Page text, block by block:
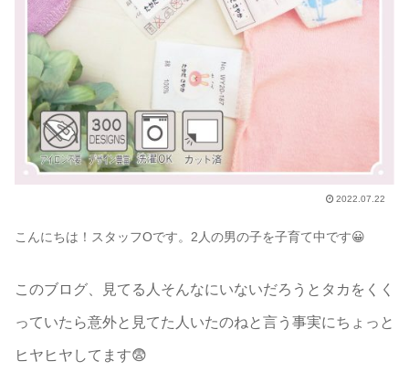
2022.07.22
こんにちは！スタッフOです。2人の男の子を子育て中です😀
このブログ、見てる人そんなにいないだろうとタカをくく
っていたら意外と見てた人いたのねと言う事実にちょっと
ヒヤヒヤしてます😨